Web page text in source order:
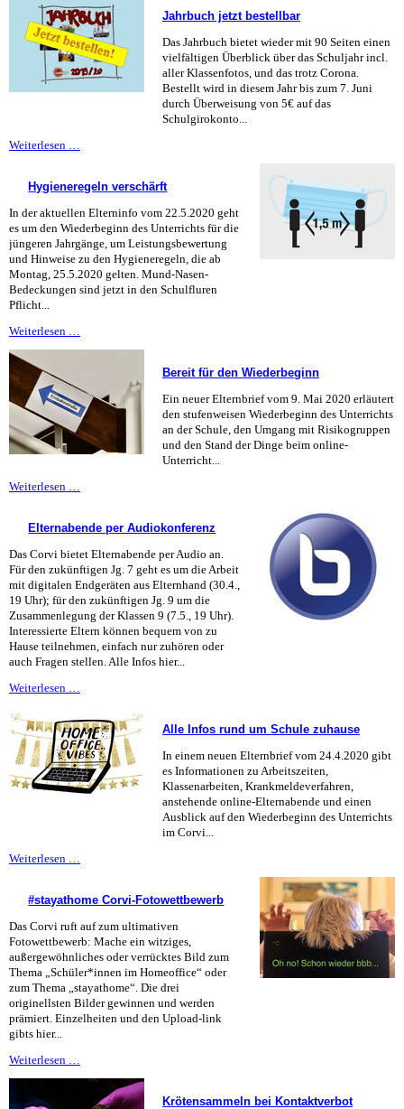
Jahrbuch jetzt bestellbar
Das Jahrbuch bietet wieder mit 90 Seiten einen
vielfältigen Überblick über das Schuljahr incl.
aller Klassenfotos, und das trotz Corona.
Bestellt wird in diesem Jahr bis zum 7. Juni
durch Überweisung von 5€ auf das
Schulgirokonto...
Weiterlesen …
Hygieneregeln verschärft
In der aktuellen Elterninfo vom 22.5.2020 geht
es um den Wiederbeginn des Unterrichts für die
jüngeren Jahrgänge, um Leistungsbewertung
und Hinweise zu den Hygieneregeln, die ab
Montag, 25.5.2020 gelten. Mund-Nasen-
Bedeckungen sind jetzt in den Schulfluren
Pflicht...
Weiterlesen …
Bereit für den Wiederbeginn
Ein neuer Elternbrief vom 9. Mai 2020 erläutert
den stufenweisen Wiederbeginn des Unterrichts
an der Schule, den Umgang mit Risikogruppen
und den Stand der Dinge beim online-
Unterricht...
Weiterlesen …
Wiederbeginn
Elternabende per Audiokonferenz
Das Corvi bietet Elternabende per Audio an.
Für den zukünftigen Jg. 7 geht es um die Arbeit
mit digitalen Endgeräten aus Elternhand (30.4.,
19 Uhr); für den zukünftigen Jg. 9 um die
Zusammenlegung der Klassen 9 (7.5., 19 Uhr).
Interessierte Eltern können bequem von zu
Hause teilnehmen, einfach nur zuhören oder
auch Fragen stellen. Alle Infos hier...
Weiterlesen …
Audiokonferenz
Alle Infos rund um Schule zuhause
In einem neuen Elternbrief vom 24.4.2020 gibt
es Informationen zu Arbeitszeiten,
Klassenarbeiten, Krankmeldeverfahren,
anstehende online-Elternabende und einen
Ausblick auf den Wiederbeginn des Unterrichts
im Corvi...
Weiterlesen …
um
Schule
zuhause
#stayathome Corvi-Fotowettbewerb
Das Corvi ruft auf zum ultimativen
Fotowettbewerb: Mache ein witziges,
außergewöhnliches oder verrücktes Bild zum
Thema „Schüler*innen im Homeoffice“ oder
zum Thema „stayathome“. Die drei
originellsten Bilder gewinnen und werden
prämiert. Einzelheiten und den Upload-link
gibts hier...
Weiterlesen …
Fotowettbewerb
Krötensammeln bei Kontaktverbot